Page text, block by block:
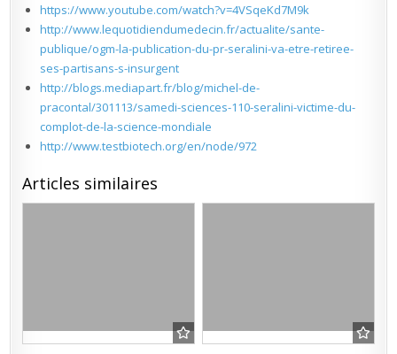
https://www.youtube.com/watch?v=4VSqeKd7M9k
http://www.lequotidiendumedecin.fr/actualite/sante-
publique/ogm-la-publication-du-pr-seralini-va-etre-retiree-
ses-partisans-s-insurgent
http://blogs.mediapart.fr/blog/michel-de-
pracontal/301113/samedi-sciences-110-seralini-victime-du-
complot-de-la-science-mondiale
http://www.testbiotech.org/en/node/972
Articles similaires